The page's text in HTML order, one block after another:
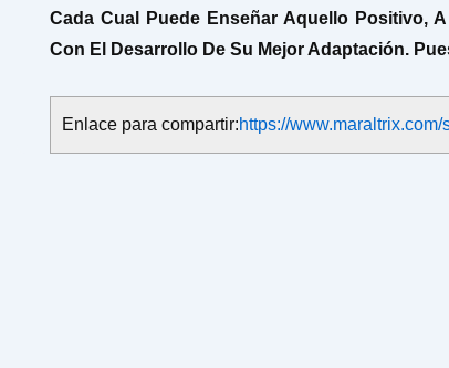
Cada Cual Puede Enseñar Aquello Positivo,
Con El Desarrollo De Su Mejor Adaptación.
Enlace para compartir:https://www.maraltrix.com/